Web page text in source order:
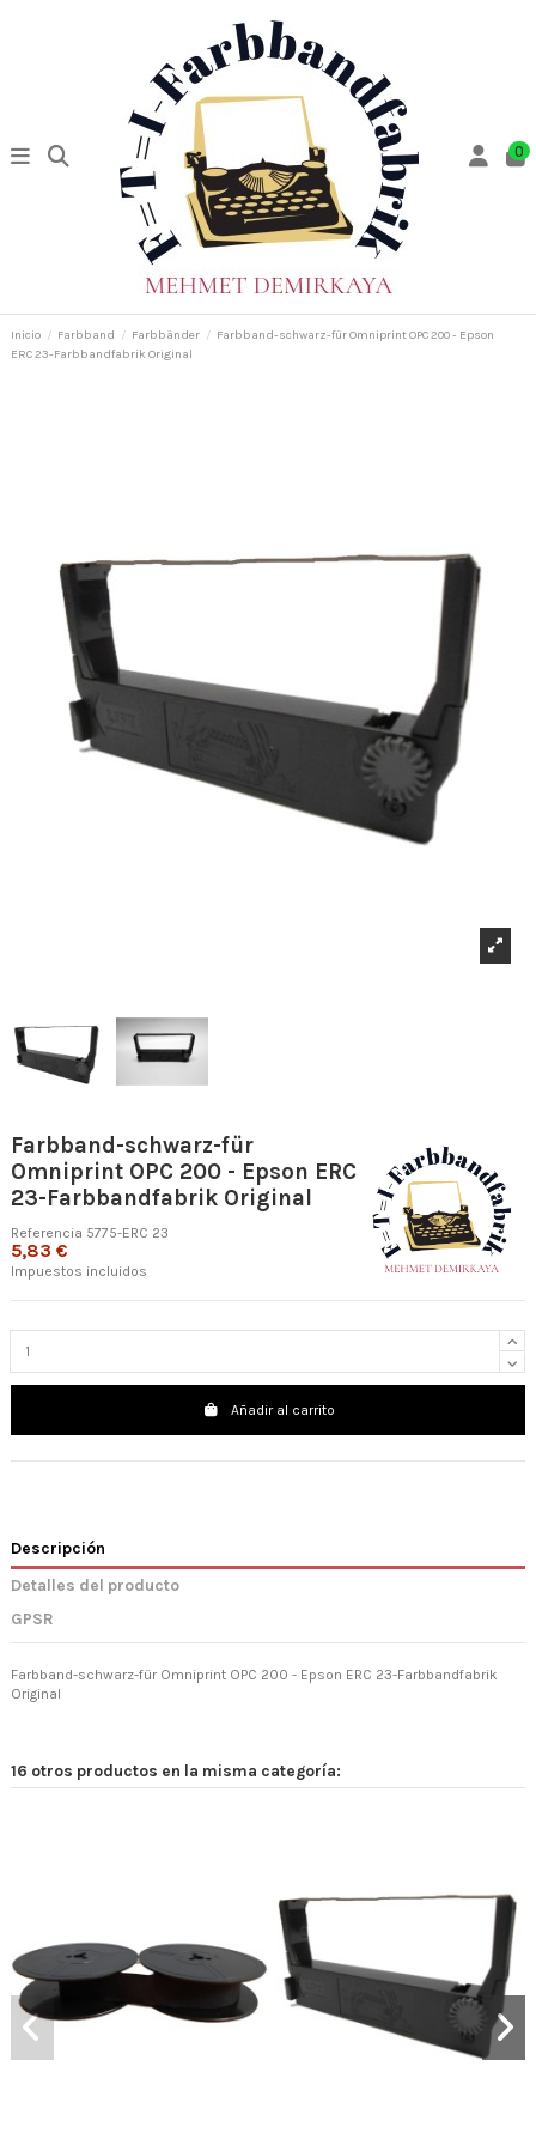
0
Inicio Farbband Farbbänder
Farbband-schwarz-für Omniprint OPC 200 - Epson
ERC 23-Farbbandfabrik Original
Farbband-schwarz-für
Omniprint OPC 200 - Epson ERC
23-Farbbandfabrik Original
Referencia 5775-ERC 23
5,83 €
Impuestos incluidos
Añadir al carrito
Descripción
Detalles del producto
GPSR
Farbband-schwarz-für Omniprint OPC 200 - Epson ERC 23-Farbbandfabrik
Original
16 otros productos en la misma categoría: